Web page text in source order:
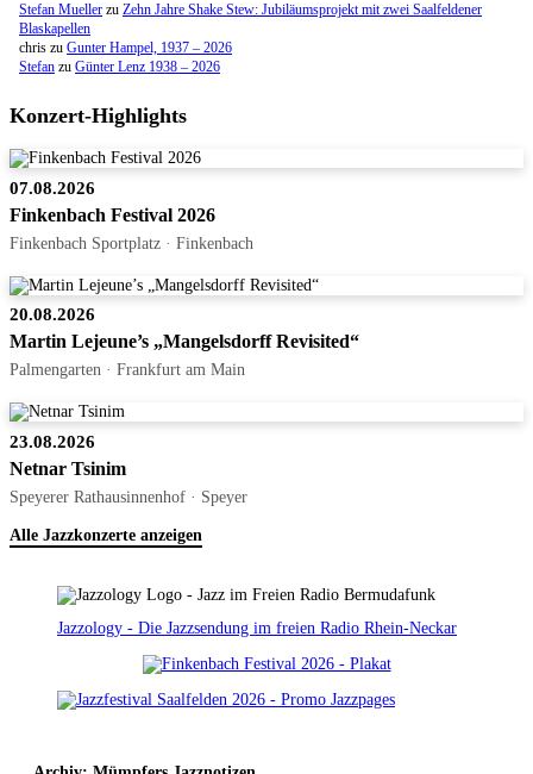
Stefan Mueller zu Zehn Jahre Shake Stew: Jubiläumsprojekt mit zwei Saalfeldener
Blaskapellen
chris zu Gunter Hampel, 1937 – 2026
Stefan zu Günter Lenz 1938 – 2026
Konzert-Highlights
07.08.2026
Finkenbach Festival 2026
Finkenbach Sportplatz · Finkenbach
20.08.2026
Martin Lejeune’s „Mangelsdorff Revisited“
Palmengarten · Frankfurt am Main
23.08.2026
Netnar Tsinim
Speyerer Rathausinnenhof · Speyer
Alle Jazzkonzerte anzeigen
Jazzology - Die Jazzsendung im freien Radio Rhein-Neckar